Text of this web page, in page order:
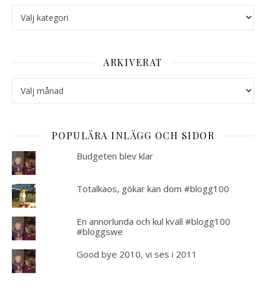
ARKIVERAT
POPULÄRA INLÄGG OCH SIDOR
Budgeten blev klar
Totalkaos, gökar kan dom #blogg100
En annorlunda och kul kväll #blogg100
#bloggswe
Good bye 2010, vi ses i 2011